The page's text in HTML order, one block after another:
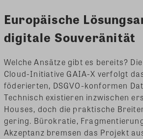
Europäische
digitale Souveränität
Welche Ansätze gibt es bereits?
Cloud-Initiative GAIA-X verfolgt
föderierten, DSGVO-konformen
Technisch existieren inzwischen
Houses, doch die praktische
gering. Bürokratie,
Akzeptanz bremsen das Projekt